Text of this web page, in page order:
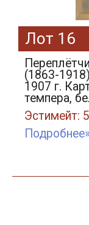
Лот 16
(1863-
1907 г.
темпера,
Эстимейт: